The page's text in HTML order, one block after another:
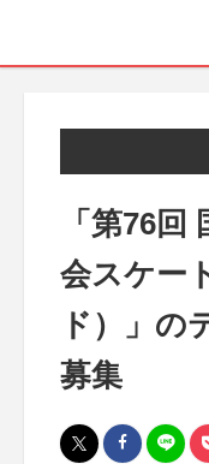
「第76
会スケー
ド）」の
募集